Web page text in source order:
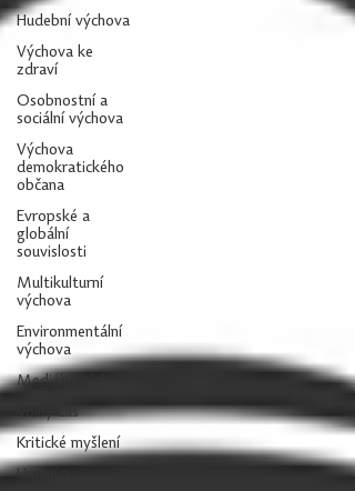
Hudební výchova
Výchova ke
zdraví
Osobnostní a
sociální výchova
Výchova
demokratického
občana
Evropské a
globální
souvislosti
Multikulturní
výchova
Environmentální
výchova
Mediální výchova
Volný čas
Kritické myšlení
Umění a